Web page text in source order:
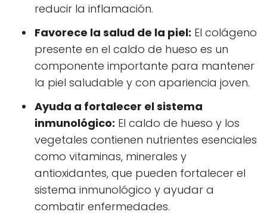
reducir la inflamación.
Favorece la salud de la piel: El colágeno
presente en el caldo de hueso es un
componente importante para mantener
la piel saludable y con apariencia joven.
Ayuda a fortalecer el sistema
inmunológico: El caldo de hueso y los
vegetales contienen nutrientes esenciales
como vitaminas, minerales y
antioxidantes, que pueden fortalecer el
sistema inmunológico y ayudar a
combatir enfermedades.